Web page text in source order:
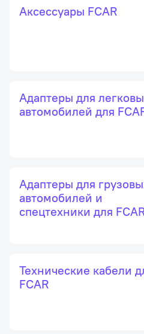
Аксессуары FCAR
Адаптеры для
автомобилей для
Адаптеры для
автомобилей и
спецтехники для
Технические кабели
FCAR